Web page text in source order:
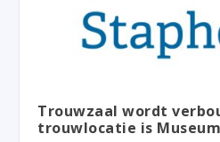
Trouwzaal wordt
trouwlocatie is